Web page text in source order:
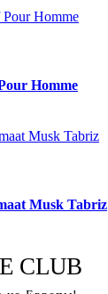
Homme
Musk Tabriz
CLUB